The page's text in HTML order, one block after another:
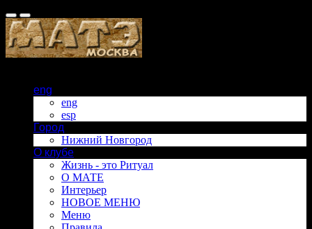
eng
eng
esp
Город
Нижний Новгород
О клубе
Жизнь - это Ритуал
О МАТЕ
Интерьер
НОВОЕ МЕНЮ
Меню